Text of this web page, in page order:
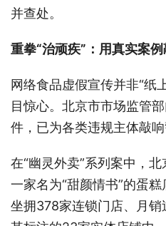
并查处。
重拳“治顽疾”：用真实案
网络食品虚假宣传并非“纸
目惊心。北京市市场监管
件，已为各类违规主体敲响
在“幽灵外卖”系列案中，
一家名为“甜颜情书”的蛋
坐拥378家连锁门店、月